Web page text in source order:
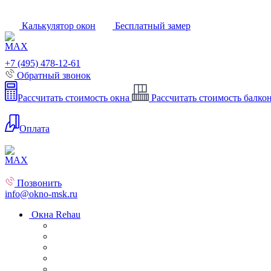
Калькулятор окон Бесплатный замер
+7 (495) 478-12-61
Обратный звонок
Рассчитать стоимость окна Рассчитать стоимость
Оплата
Позвонить
info@okno-msk.ru
Окна Rehau